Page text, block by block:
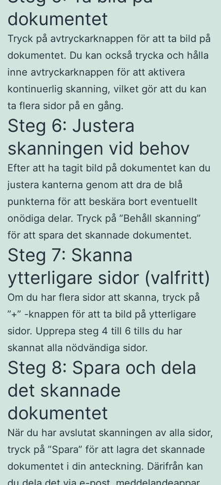
dokumentet
Tryck på avtryckarknappen för att ta bild på
dokumentet. Du kan också trycka och hålla
inne avtryckarknappen för att aktivera
kontinuerlig skanning, vilket gör att du kan
ta flera sidor på en gång.
Steg 6: Justera
skanningen vid behov
Efter att ha tagit bild på dokumentet kan du
justera kanterna genom att dra de blå
punkterna för att beskära bort eventuellt
onödiga delar. Tryck på ”Behåll skanning”
för att spara det skannade dokumentet.
Steg 7: Skanna
ytterligare sidor (valfritt)
Om du har flera sidor att skanna, tryck på
”+” -knappen för att ta bild på ytterligare
sidor. Upprepa steg 4 till 6 tills du har
skannat alla nödvändiga sidor.
Steg 8: Spara och dela
det skannade
dokumentet
När du har avslutat skanningen av alla sidor,
tryck på ”Spara” för att lagra det skannade
dokumentet i din anteckning. Därifrån kan